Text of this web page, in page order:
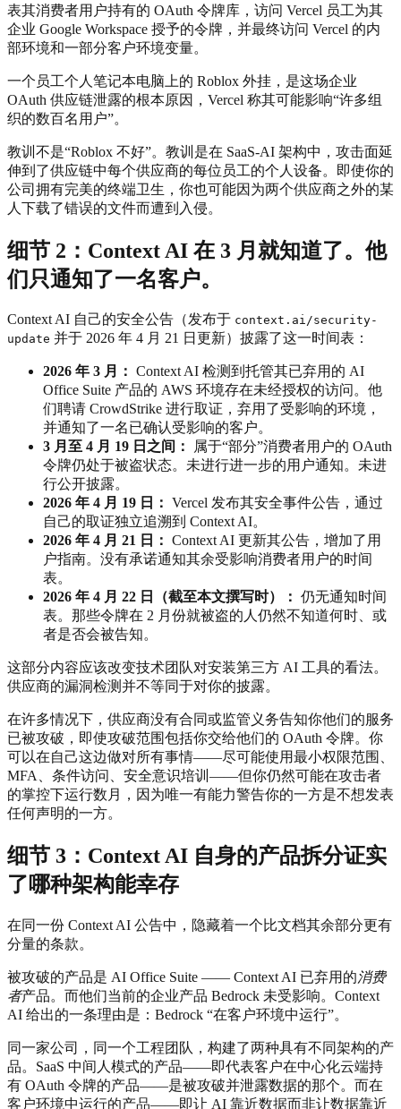
表其消费者用户持有的 OAuth 令牌库，访问 Vercel 员工为其
企业 Google Workspace 授予的令牌，并最终访问 Vercel 的内
部环境和一部分客户环境变量。
一个员工个人笔记本电脑上的 Roblox 外挂，是这场企业
OAuth 供应链泄露的根本原因，Vercel 称其可能影响“许多组
织的数百名用户”。
教训不是“Roblox 不好”。教训是在 SaaS-AI 架构中，攻击面延
伸到了供应链中每个供应商的每位员工的个人设备。即使你的
公司拥有完美的终端卫生，你也可能因为两个供应商之外的某
人下载了错误的文件而遭到入侵。
细节 2：Context AI 在 3 月就知道了。他
们只通知了一名客户。
Context AI 自己的安全公告（发布于 context.ai/security-
update 并于 2026 年 4 月 21 日更新）披露了这一时间表：
2026 年 3 月： Context AI 检测到托管其已弃用的 AI
Office Suite 产品的 AWS 环境存在未经授权的访问。他
们聘请 CrowdStrike 进行取证，弃用了受影响的环境，
并通知了一名已确认受影响的客户。
3 月至 4 月 19 日之间：
属于“部分”消费者用户的 OAuth
令牌仍处于被盗状态。未进行进一步的用户通知。未进
行公开披露。
2026 年 4 月 19 日： Vercel 发布其安全事件公告，通过
自己的取证独立追溯到 Context AI。
2026 年 4 月 21 日： Context AI 更新其公告，增加了用
户指南。没有承诺通知其余受影响消费者用户的时间
表。
2026 年 4 月 22 日（截至本文撰写时）： 仍无通知时间
表。那些令牌在 2 月份就被盗的人仍然不知道何时、或
者是否会被告知。
这部分内容应该改变技术团队对安装第三方 AI 工具的看法。
供应商的漏洞检测并不等同于对你的披露。
在许多情况下，供应商没有合同或监管义务告知你他们的服务
已被攻破，即使攻破范围包括你交给他们的 OAuth 令牌。你
可以在自己这边做对所有事情——尽可能使用最小权限范围、
MFA、条件访问、安全意识培训——但你仍然可能在攻击者
的掌控下运行数月，因为唯一有能力警告你的一方是不想发表
任何声明的一方。
细节 3：Context AI 自身的产品拆分证实
了哪种架构能幸存
在同一份 Context AI 公告中，隐藏着一个比文档其余部分更有
分量的条款。
被攻破的产品是 AI Office Suite —— Context AI 已弃用的消费
者产品。而他们当前的企业产品 Bedrock 未受影响。Context
AI 给出的一条理由是：Bedrock “在客户环境中运行”。
同一家公司，同一个工程团队，构建了两种具有不同架构的产
品。SaaS 中间人模式的产品——即代表客户在中心化云端持
有 OAuth 令牌的产品——是被攻破并泄露数据的那个。而在
客户环境中运行的产品——即让 AI 靠近数据而非让数据靠近